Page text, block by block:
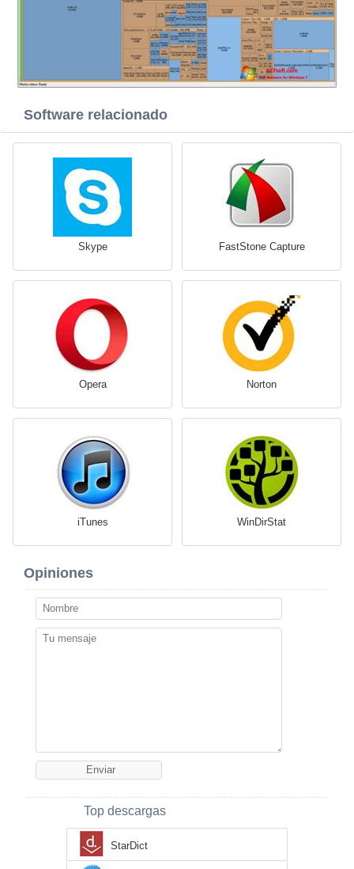
Software relacionado
Skype FastStone Capture
Opera Norton
iTunes WinDirStat
Opiniones
Top descargas
StarDict